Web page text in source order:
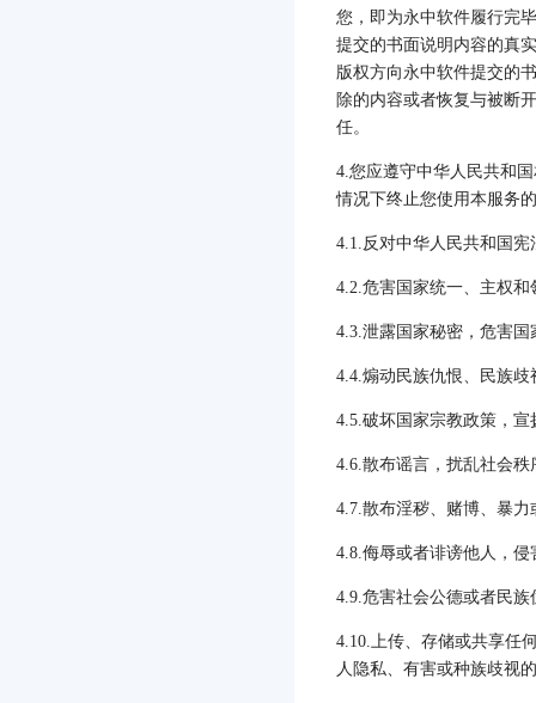
您，即为永中软件履行完
提交的书面说明内容的真
版权方向永中软件提交的
除的内容或者恢复与被断
任。
4.您应遵守中华人民共和
情况下终止您使用本服务
4.1.反对中华人民共和国
4.2.危害国家统一、主权和
4.3.泄露国家秘密，危害
4.4.煽动民族仇恨、民族
4.5.破坏国家宗教政策，宣
4.6.散布谣言，扰乱社会
4.7.散布淫秽、赌博、暴力
4.8.侮辱或者诽谤他人，侵
4.9.危害社会公德或者民族
4.10.上传、存储或共享任
人隐私、有害或种族歧视